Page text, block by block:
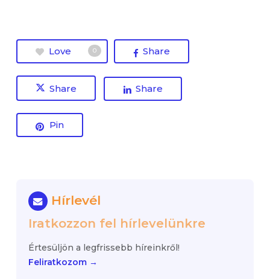
Love 0 Share
Share Share
Pin
Hírlevél
Iratkozzon fel hírlevelünkre
Értesüljön a legfrissebb híreinkről!
Feliratkozom →